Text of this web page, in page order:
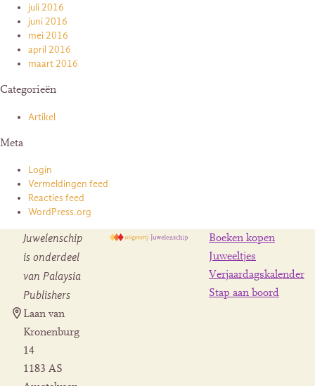
juli 2016
juni 2016
mei 2016
april 2016
maart 2016
Categorieën
Artikel
Meta
Login
Vermeldingen feed
Reacties feed
WordPress.org
Juwelenschip
is onderdeel
van Palaysia
Publishers
Laan van
Kronenburg
14
1183 AS
Boeken kopen
Juweeltjes
Verjaardagskalender
Stap aan boord